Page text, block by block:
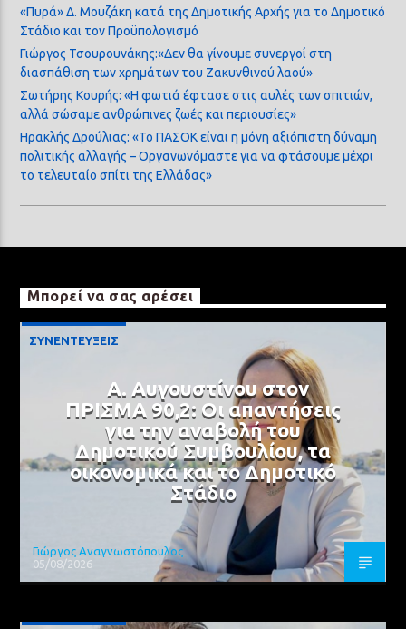
«Πυρά» Δ. Μουζάκη κατά της Δημοτικής Αρχής για το Δημοτικό
Στάδιο και τον Προϋπολογισμό
Γιώργος Τσουρουνάκης:«Δεν θα γίνουμε συνεργοί στη
διασπάθιση των χρημάτων του Ζακυνθινού λαού»
Σωτήρης Κουρής: «Η φωτιά έφτασε στις αυλές των σπιτιών,
αλλά σώσαμε ανθρώπινες ζωές και περιουσίες»
Ηρακλής Δρούλιας: «Το ΠΑΣΟΚ είναι η μόνη αξιόπιστη δύναμη
πολιτικής αλλαγής – Οργανωνόμαστε για να φτάσουμε μέχρι
το τελευταίο σπίτι της Ελλάδας»
Μπορεί να σας αρέσει
ΣΥΝΕΝΤΕΥΞΕΙΣ
Α. Αυγουστίνου στον
ΠΡΙΣΜΑ 90,2: Οι απαντήσεις
για την αναβολή του
Δημοτικού Συμβουλίου, τα
οικονομικά και το Δημοτικό
Στάδιο
Γιώργος Αναγνωστόπουλος
05/08/2026